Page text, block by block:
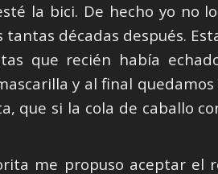
la bici. De hecho yo no
décadas después.
que recién había
y al final
que si la cola de caballo
me propuso aceptar el